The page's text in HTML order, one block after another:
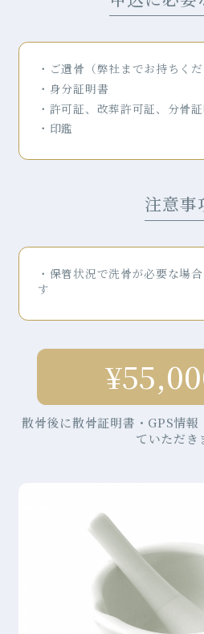
ご遺骨（弊社までお持ちくだ
身分証明書
許可証、改葬許可証、分骨証
印鑑
注意事
保管状況で洗骨が必要な場
す
散骨後に散骨証明書・GPS情
ていただき